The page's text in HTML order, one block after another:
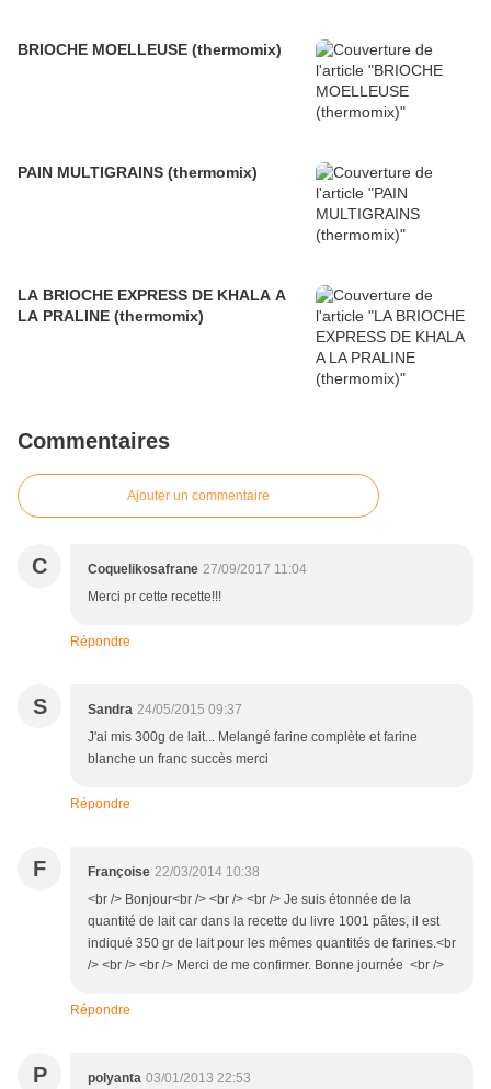
BRIOCHE MOELLEUSE (thermomix)
PAIN MULTIGRAINS (thermomix)
LA BRIOCHE EXPRESS DE KHALA A
LA PRALINE (thermomix)
Commentaires
Ajouter un commentaire
C Coquelikosafrane 27/09/2017 11:04
Merci pr cette recette!!!
Répondre
S Sandra 24/05/2015 09:37
J'ai mis 300g de lait... Melangé farine complète et farine
blanche un franc succès merci
Répondre
F Françoise 22/03/2014 10:38
<br /> Bonjour<br /> <br /> <br /> Je suis étonnée de la
quantité de lait car dans la recette du livre 1001 pâtes, il est
indiqué 350 gr de lait pour les mêmes quantités de farines.<br
/> <br /> <br /> Merci de me confirmer. Bonne journée <br />
Répondre
P polyanta 03/01/2013 22:53